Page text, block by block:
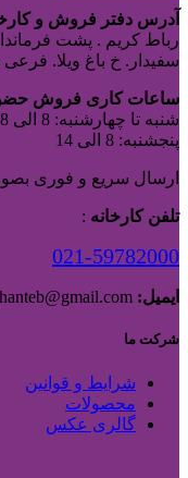
آدرس دفتر فروش و
رباط کریم . پشت
سفیدار. خ باغ ویلا.
ساعات کاری فروش
شنبه تا چهارشنبه: 8 الی 18
پنجشنبه: 8 الی 14
ارسال سریع و فوری
تلفن کارخانه :
021-59782000
ایمیل:
شرکت ما
شرایط و قوانین
محصولات
گالری عکس